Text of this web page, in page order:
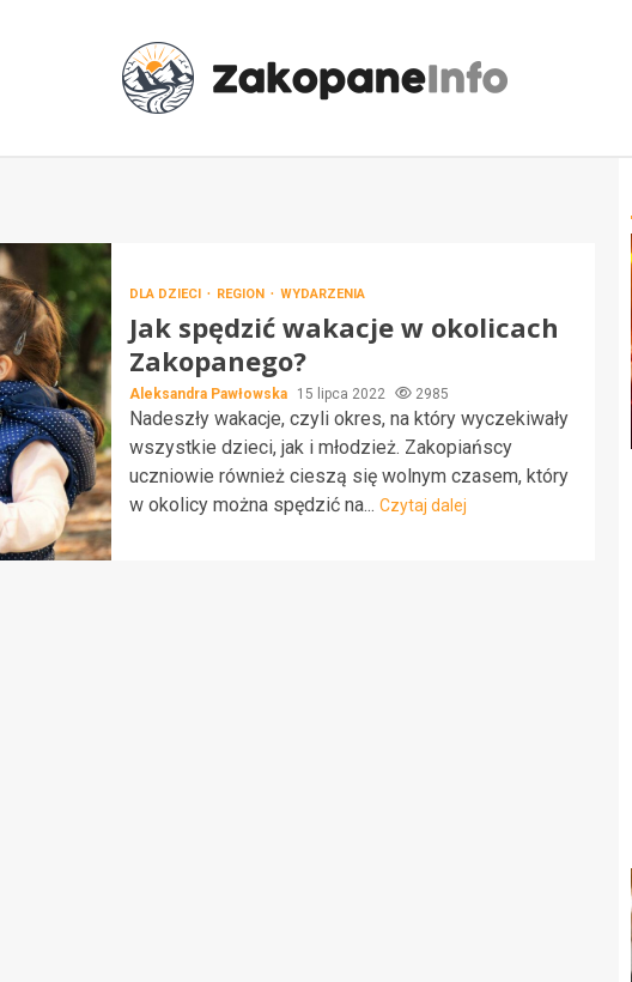
DLA DZIECI REGION WYDARZENIA
Jak spędzić wakacje w okolicach
Zakopanego?
Aleksandra Pawłowska 15 lipca 2022 2985
Nadeszły wakacje, czyli okres, na który wyczekiwały
wszystkie dzieci, jak i młodzież. Zakopiańscy
uczniowie również cieszą się wolnym czasem, który
w okolicy można spędzić na... Czytaj dalej